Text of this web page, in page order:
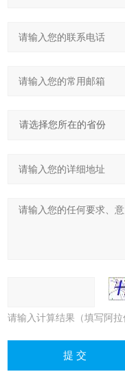
请输入计算结果（填写阿